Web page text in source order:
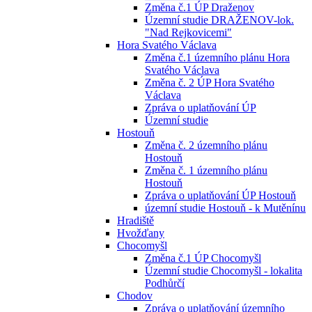
Změna č.1 ÚP Draženov
Územní studie DRAŽENOV-lok.
"Nad Rejkovicemi"
Hora Svatého Václava
Změna č.1 územního plánu Hora
Svatého Václava
Změna č. 2 ÚP Hora Svatého
Václava
Zpráva o uplatňování ÚP
Územní studie
Hostouň
Změna č. 2 územního plánu
Hostouň
Změna č. 1 územního plánu
Hostouň
Zpráva o uplatňování ÚP Hostouň
územní studie Hostouň - k Mutěnínu
Hradiště
Hvožďany
Chocomyšl
Změna č.1 ÚP Chocomyšl
Územní studie Chocomyšl - lokalita
Podhůrčí
Chodov
Zpráva o uplatňování územního